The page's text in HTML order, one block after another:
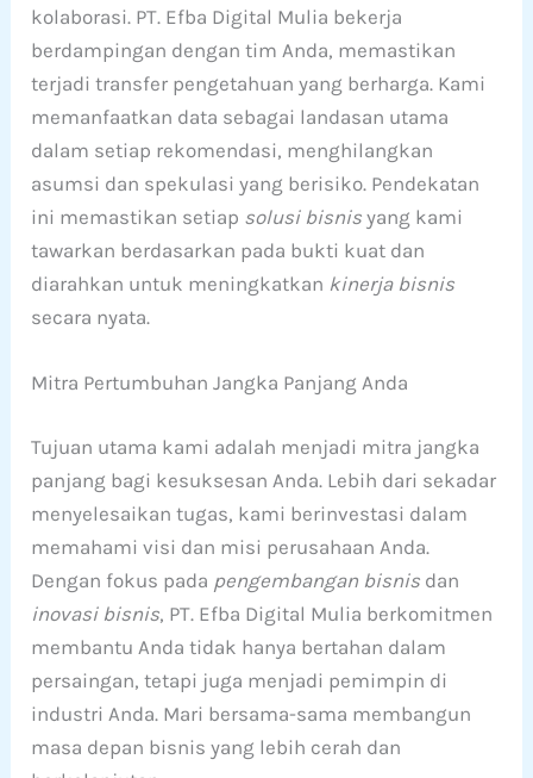
kolaborasi. PT. Efba Digital Mulia bekerja
berdampingan dengan tim Anda, memastikan
terjadi transfer pengetahuan yang berharga. Kami
memanfaatkan data sebagai landasan utama
dalam setiap rekomendasi, menghilangkan
asumsi dan spekulasi yang berisiko. Pendekatan
ini memastikan setiap solusi bisnis yang kami
tawarkan berdasarkan pada bukti kuat dan
diarahkan untuk meningkatkan kinerja bisnis
secara nyata.
Mitra Pertumbuhan Jangka Panjang Anda
Tujuan utama kami adalah menjadi mitra jangka
panjang bagi kesuksesan Anda. Lebih dari sekadar
menyelesaikan tugas, kami berinvestasi dalam
memahami visi dan misi perusahaan Anda.
Dengan fokus pada pengembangan bisnis dan
inovasi bisnis, PT. Efba Digital Mulia berkomitmen
membantu Anda tidak hanya bertahan dalam
persaingan, tetapi juga menjadi pemimpin di
industri Anda. Mari bersama-sama membangun
masa depan bisnis yang lebih cerah dan